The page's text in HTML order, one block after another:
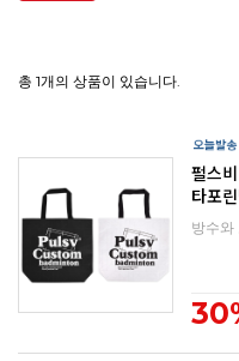
총 1개의 상품이 있습니다.
펄스
타포
방수와